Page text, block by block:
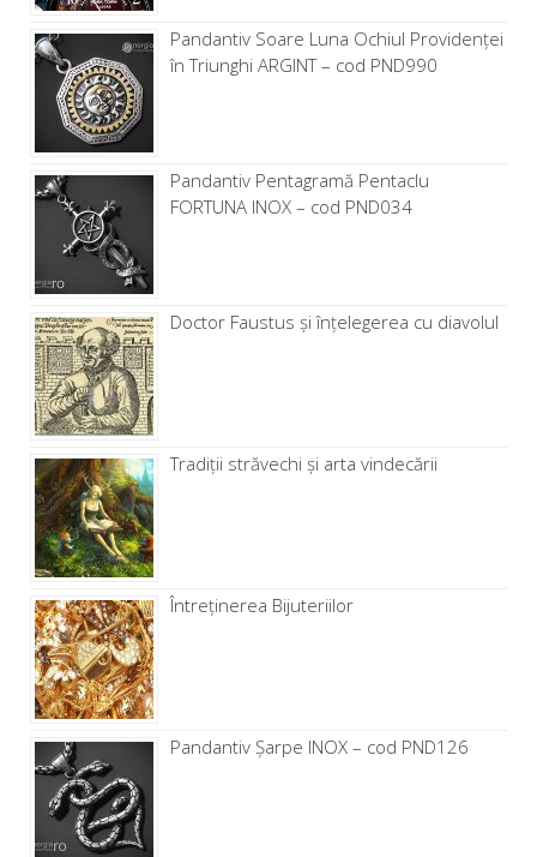
Pandantiv Soare Luna Ochiul Providenței
în Triunghi ARGINT – cod PND990
Pandantiv Pentagramă Pentaclu
FORTUNA INOX – cod PND034
Doctor Faustus și înțelegerea cu diavolul
Tradiții străvechi și arta vindecării
Întreținerea Bijuteriilor
Pandantiv Șarpe INOX – cod PND126